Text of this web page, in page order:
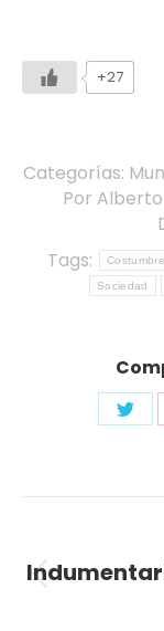
+27
Categorías:
Por
Tags:
Sociedad